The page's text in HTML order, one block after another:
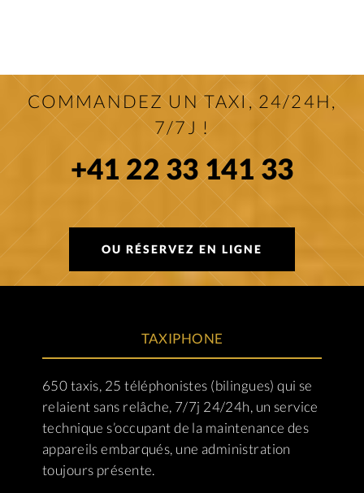
COMMANDEZ UN TAXI, 24/24H,
7/7J !
+41 22 33 141 33
OU RÉSERVEZ EN LIGNE
TAXIPHONE
650 taxis, 25 téléphonistes (bilingues) qui se
relaient sans relâche, 7/7j 24/24h, un service
technique s’occupant de la maintenance des
appareils embarqués, une administration
toujours présente.